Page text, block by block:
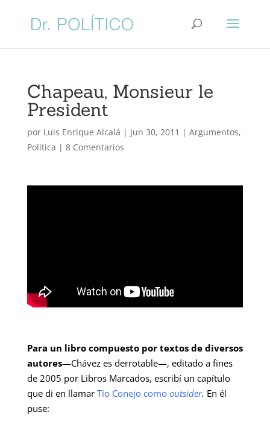
Chapeau, Monsieur le
President
por Luis Enrique Alcalá | Jun 30, 2011 | Argumentos,
Política | 8 Comentarios
Para un libro compuesto por textos de diversos
autores—Chávez es derrotable—, editado a fines
de 2005 por Libros Marcados, escribí un capítulo
que di en llamar Tío Conejo como outsider. En él
puse: